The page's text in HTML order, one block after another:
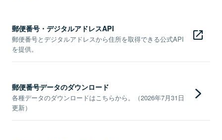
郵便番号・デジタルアドレスAPI
郵便番号とデジタルアドレスから住所を取得できる公式API
を提供。
郵便番号データのダウンロード
各種データのダウンロードはこちらから。（2026年7月31日
更新）